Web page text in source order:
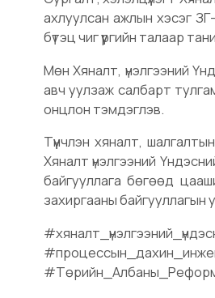
ахлуулсан ажлын хэсэг
бүтэц чиг үүргийн талаар
Мөн Хяналт, үнэлгээний
авч уулзаж салбарт
онцлон тэмдэглэв.
Түүнчлэн хяналт,
Хяналт үнэлгээний
байгууллага бөгөөд
захиргааны байгууллагын